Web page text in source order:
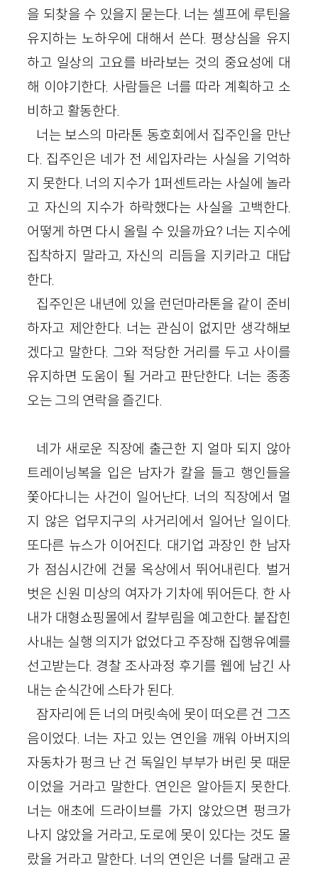
을 되찾을 수 있을지 묻는다. 너는 셀프에 루틴을
유지하는 노하우에 대해서 쓴다. 평상심을 유지
하고 일상의 고요를 바라보는 것의 중요성에 대
해 이야기한다. 사람들은 너를 따라 계획하고 소
비하고 활동한다.
너는 보스의 마라톤 동호회에서 집주인을 만난
다. 집주인은 네가 전 세입자라는 사실을 기억하
지 못한다. 너의 지수가 1퍼센트라는 사실에 놀라
고 자신의 지수가 하락했다는 사실을 고백한다.
어떻게 하면 다시 올릴 수 있을까요? 너는 지수에
집착하지 말라고, 자신의 리듬을 지키라고 대답
한다.
집주인은 내년에 있을 런던마라톤을 같이 준비
하자고 제안한다. 너는 관심이 없지만 생각해보
겠다고 말한다. 그와 적당한 거리를 두고 사이를
유지하면 도움이 될 거라고 판단한다. 너는 종종
오는 그의 연락을 즐긴다.
네가 새로운 직장에 출근한 지 얼마 되지 않아
트레이닝복을 입은 남자가 칼을 들고 행인들을
쫓아다니는 사건이 일어난다. 너의 직장에서 멀
지 않은 업무지구의 사거리에서 일어난 일이다.
또다른 뉴스가 이어진다. 대기업 과장인 한 남자
가 점심시간에 건물 옥상에서 뛰어내린다. 벌거
벗은 신원 미상의 여자가 기차에 뛰어든다. 한 사
내가 대형쇼핑몰에서 칼부림을 예고한다. 붙잡힌
사내는 실행 의지가 없었다고 주장해 집행유예를
선고받는다. 경찰 조사과정 후기를 웹에 남긴 사
내는 순식간에 스타가 된다.
잠자리에 든 너의 머릿속에 못이 떠오른 건 그즈
음이었다. 너는 자고 있는 연인을 깨워 아버지의
자동차가 펑크 난 건 독일인 부부가 버린 못 때문
이었을 거라고 말한다. 연인은 알아듣지 못한다.
너는 애초에 드라이브를 가지 않았으면 펑크가
나지 않았을 거라고, 도로에 못이 있다는 것도 몰
랐을 거라고 말한다. 너의 연인은 너를 달래고 곧